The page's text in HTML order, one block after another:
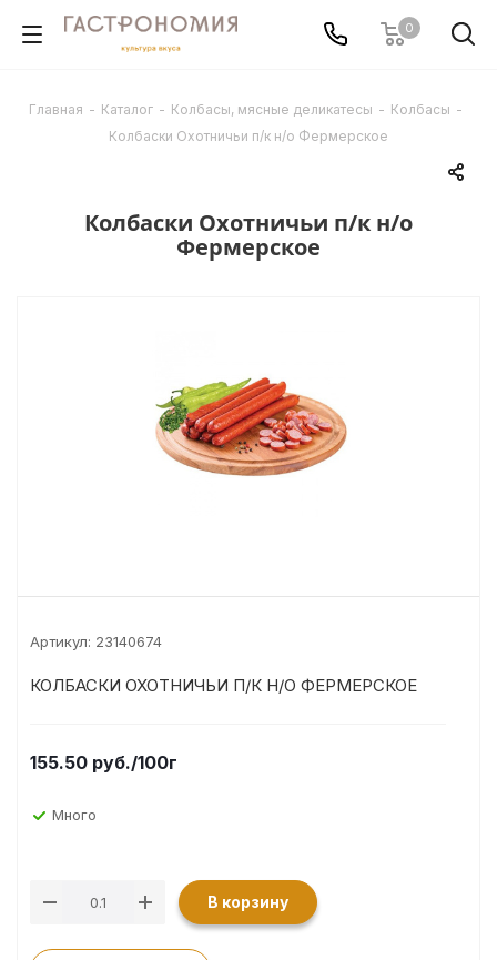
0
Главная - Каталог - Колбасы, мясные деликатесы - Колбасы -
Колбаски Охотничьи п/к н/о Фермерское
Колбаски Охотничьи п/к н/о
Фермерское
Артикул: 23140674
КОЛБАСКИ ОХОТНИЧЬИ П/К Н/О ФЕРМЕРСКОЕ
155.50 руб./100г
Много
В корзину